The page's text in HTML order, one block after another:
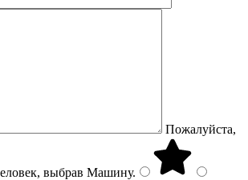
Пожалуйста,
выбрав Машину.